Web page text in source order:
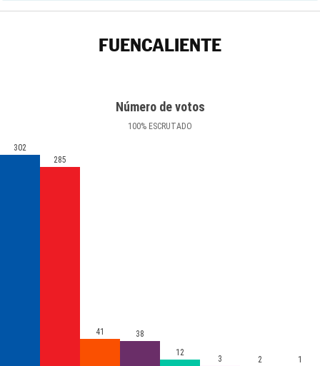
FUENCALIENTE
Número de votos
100% ESCRUTADO
302
285
41
38
12
3 2 1